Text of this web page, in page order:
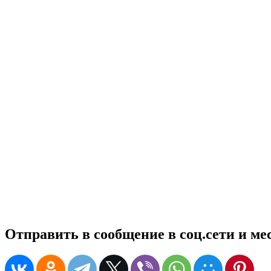
Отправить в сообщение в соц.сети и